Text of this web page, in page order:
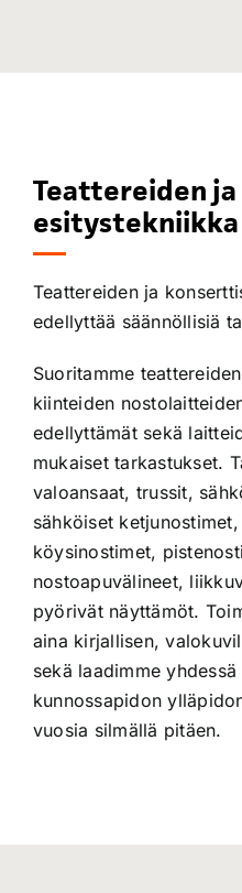
Teattereiden
esitystekniikka
Teattereiden ja
edellyttää säännöllisiä
Suoritamme
kiinteiden
edellyttämät sekä
mukaiset tarkastukset.
valoansaat, trussit,
sähköiset
köysinostimet,
nostoapuvälineet,
pyörivät näyttämöt.
aina kirjallisen,
sekä laadimme
kunnossapidon
vuosia silmällä pitäen.